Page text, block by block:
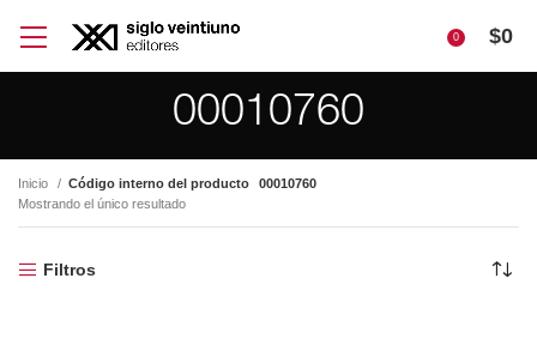
0 $0
00010760
Inicio Código interno del producto
00010760
Mostrando el único resultado
Filtros